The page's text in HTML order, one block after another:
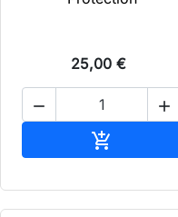
25,00 €
 
